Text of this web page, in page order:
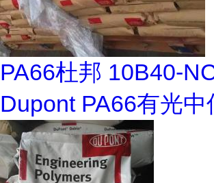
PA66杜邦 10B40-
Dupont PA66有光中